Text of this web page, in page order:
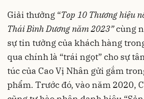
Giải thưởng “Top 10 Thương hiệu
Thái Bình Dương năm 2023”cùng
sự tin tưởng của khách hàng
qua chính là “trái ngọt” cho sự
túc của Cao Vị Nhân gửi gắm
phẩm. Trước đó, vào năm 2020,